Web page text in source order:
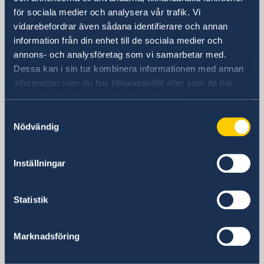
för sociala medier och analysera vår trafik. Vi
vidarebefordrar även sådana identifierare och annan
information från din enhet till de sociala medier och
annons- och analysföretag som vi samarbetar med.
Dessa kan i sin tur kombinera informationen med annan
information som du har tillhandahållit eller som de har
samlat in när du har använt deras tjänster.
Nödvändig
Inställningar
Statistik
Marknadsföring
Sverige i Spanien
Sveriges ambassad
Spanien, Madrid
Svenska konsulat
Barcelona
+34 934 883 505
Telefon
Telefon
Cartagena
0034 968 527 629
Telefon
Las Palmas de Gran Canaria
Telefon
Málaga